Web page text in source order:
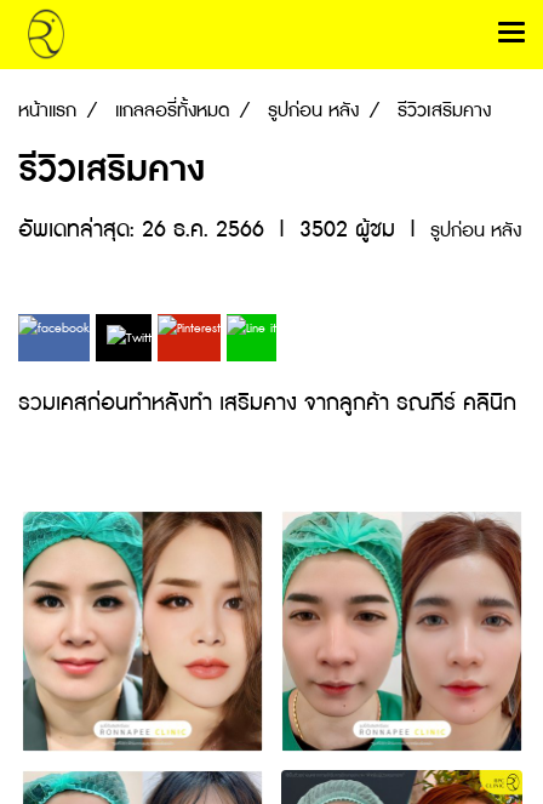
หน้าแรก แกลลอรี่ทั้งหมด รูปก่อน หลัง รีวิวเสริมคาง
รีวิวเสริมคาง
อัพเดทล่าสุด: 26 ธ.ค. 2566 | 3502 ผู้ชม | รูปก่อน หลัง
รวมเคสก่อนทำหลังทำ เสริมคาง จากลูกค้า รณภีร์ คลินิก